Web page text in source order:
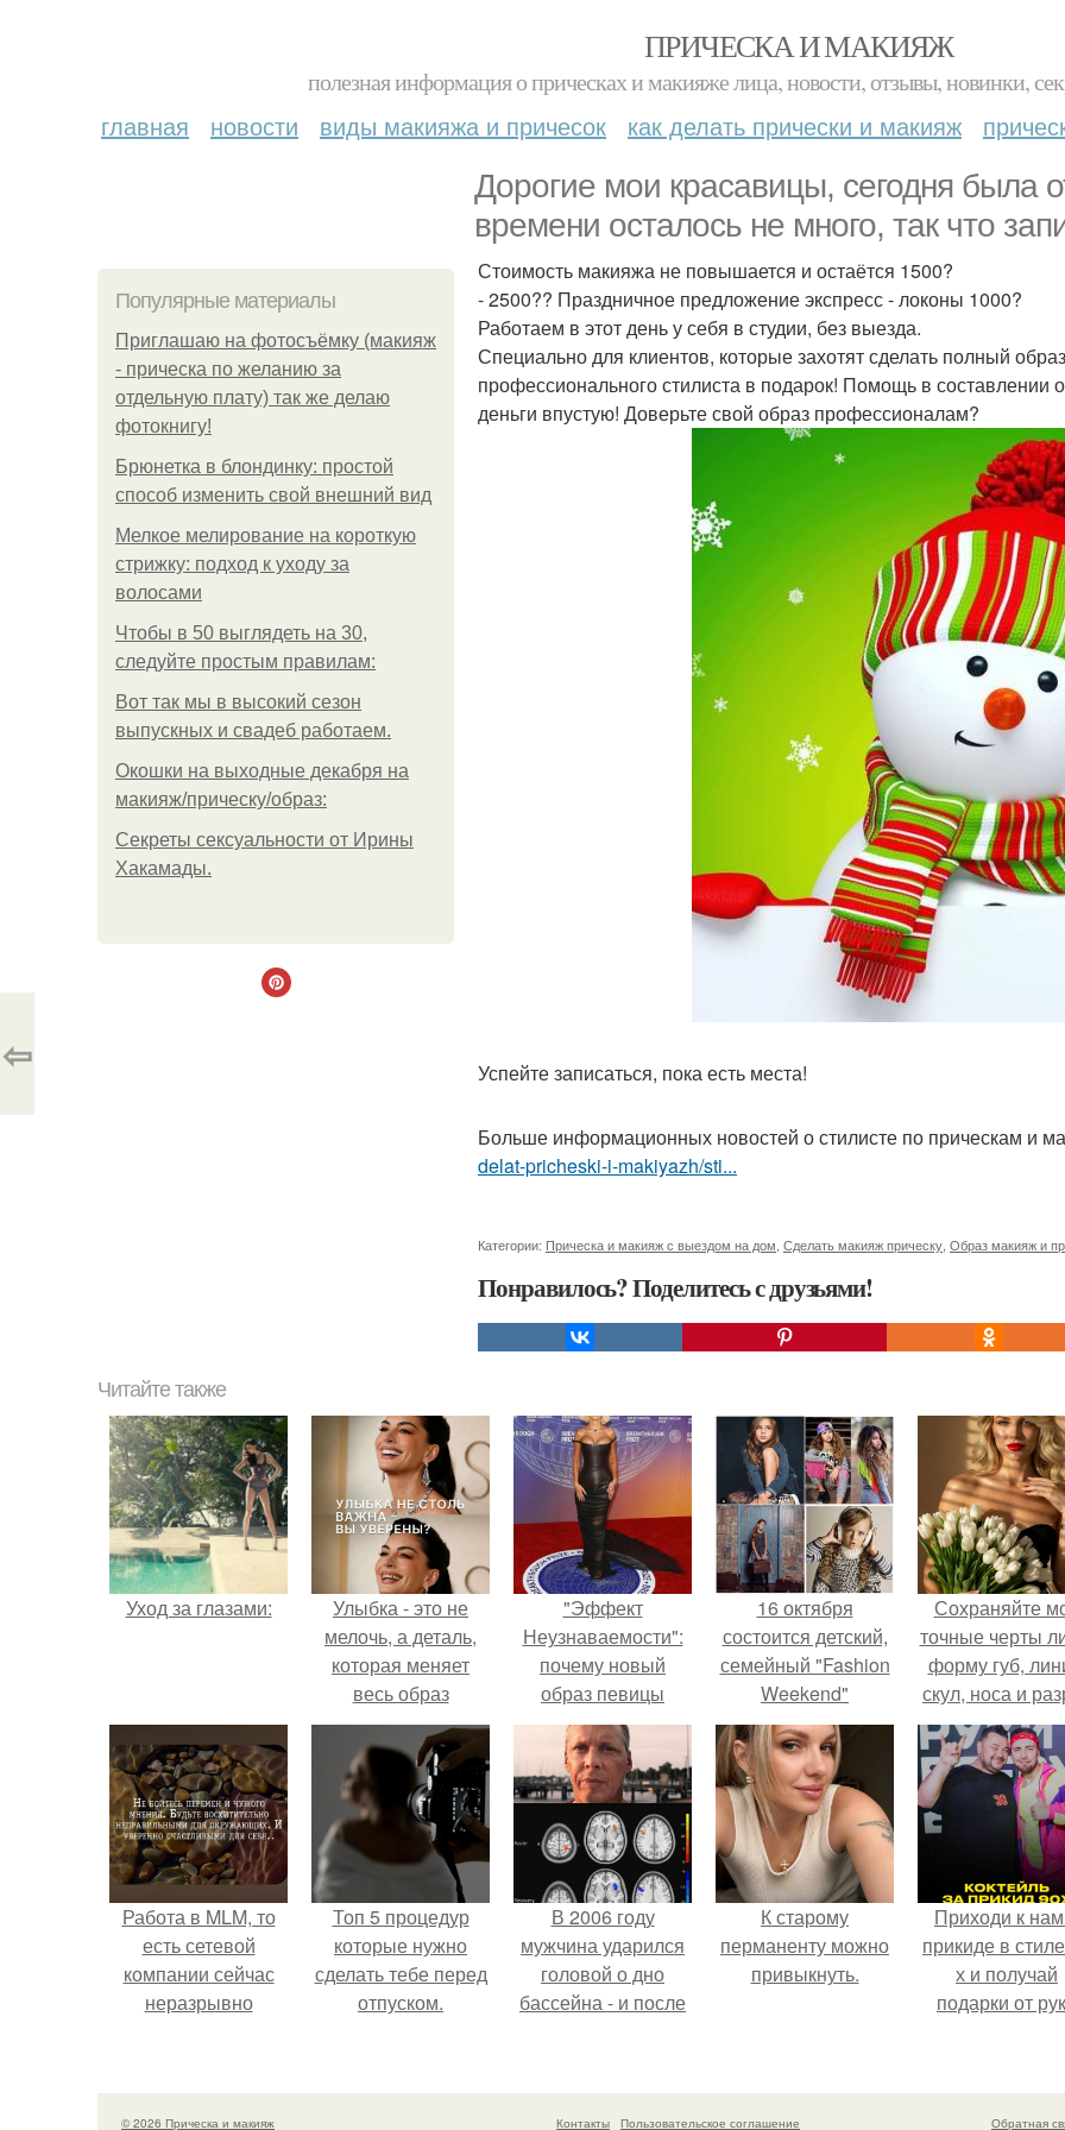
ПРИЧЕСКА И МАКИЯЖ
полезная информация о прическах и макияже лица, новости, отзывы, новинки,
главная новости виды макияжа и причесок как делать прически и макияж
Дорогие мои красавицы, сегодня была
времени осталось не много, так что
Популярные материалы
Приглашаю на фотосъёмку (макияж
- прическа по желанию за
отдельную плату) так же делаю
фотокнигу!
Брюнетка в блондинку: простой
способ изменить свой внешний вид
Мелкое мелирование на короткую
стрижку: подход к уходу за
волосами
Чтобы в 50 выглядеть на 30,
следуйте простым правилам:
Вот так мы в высокий сезон
выпускных и свадеб работаем.
Окошки на выходные декабря на
макияж/прическу/образ:
Секреты сексуальности от Ирины
Хакамады.
Стоимость макияжа не повышается и остаётся 1500?
- 2500?? Праздничное предложение экспресс - локоны 1000?
Работаем в этот день у себя в студии, без выезда.
Специально для клиентов, которые захотят сделать полный
профессионального стилиста в подарок! Помощь в составлении
деньги впустую! Доверьте свой образ профессионалам?
Успейте записаться, пока есть места!
Больше информационных новостей о стилисте по прическам и
delat-pricheski-i-makiyazh/sti...
Категории: Прическа и макияж с выездом на дом Сделать макияж прическу Образ макияж и
Понравилось? Поделитесь с друзьями!
⇦
Читайте также
Уход за глазами:
Улыбка - это не
мелочь, а деталь,
которая меняет
весь образ
человека.
"Эффект
Неузнаваемости":
почему новый
образ певицы
вызвал споры о
гранях
возможного?
16 октября
состоится детский,
семейный "Fashion
Weekend"
фотопроект для
журнала " город".
Сохраняйте
точные черты
форму губ,
скул, носа и
глаз.
Работа в MLM, то
есть сетевой
компании сейчас
неразрывно
своей страницы в
соц сетях.
Топ 5 процедур
которые нужно
сделать тебе перед
отпуском.
В 2006 году
мужчина ударился
головой о дно
бассейна - и после
странным образом.
К старому
перманенту можно
привыкнуть.
Приходи к
прикиде в
х и получай
подарки от
© 2026 Прическа и макияж Контакты Пользовательское соглашение Обратная